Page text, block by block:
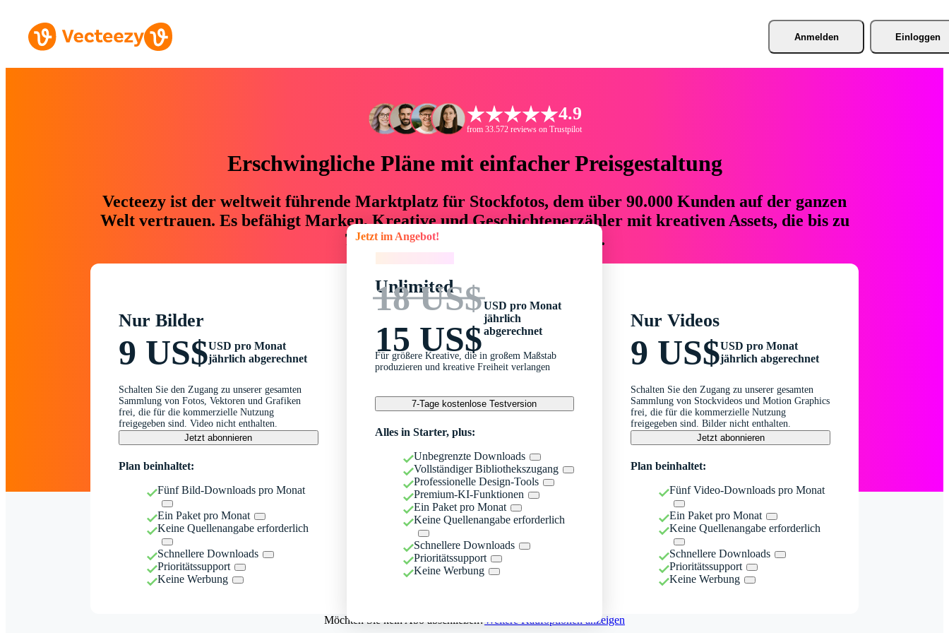
Anmelden Einloggen
4.9
from 33.572 reviews on Trustpilot
Erschwingliche Pläne mit einfacher Preisgestaltung
Vecteezy ist der weltweit führende Marktplatz für Stockfotos, dem über 90.000 Kunden auf der ganzen
Welt vertrauen. Es befähigt Marken, Kreative und Geschichtenerzähler mit kreativen Assets, die bis zu
76 % an Zeit und Budget einsparen.
Nur Bilder
9 US$USD pro Monat
jährlich abgerechnet
Schalten Sie den Zugang zu unserer gesamten
Sammlung von Fotos, Vektoren und Grafiken
frei, die für die kommerzielle Nutzung
freigegeben sind. Video nicht enthalten.
Jetzt abonnieren
Plan beinhaltet:
Fünf Bild-Downloads pro Monat
Ein Paket pro Monat
Keine Quellenangabe erforderlich
Schnellere Downloads
Prioritätssupport
Keine Werbung
Jetzt im Angebot!
Unlimited
18 US$
15 US$
USD pro Monat
jährlich
abgerechnet
Für größere Kreative, die in großem Maßstab
produzieren und kreative Freiheit verlangen
7-Tage kostenlose Testversion
Alles in Starter, plus:
Unbegrenzte Downloads
Vollständiger Bibliothekszugang
Professionelle Design-Tools
Premium-KI-Funktionen
Ein Paket pro Monat
Keine Quellenangabe erforderlich
Schnellere Downloads
Prioritätssupport
Keine Werbung
Nur Videos
9 US$USD pro Monat
jährlich abgerechnet
Schalten Sie den Zugang zu unserer gesamten
Sammlung von Stockvideos und Motion Graphics
frei, die für die kommerzielle Nutzung
freigegeben sind. Bilder nicht enthalten.
Jetzt abonnieren
Plan beinhaltet:
Fünf Video-Downloads pro Monat
Ein Paket pro Monat
Keine Quellenangabe erforderlich
Schnellere Downloads
Prioritätssupport
Keine Werbung
Möchten Sie kein Abo abschließen?Weitere Kaufoptionen anzeigen